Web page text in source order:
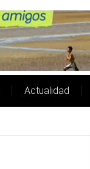
Actualidad